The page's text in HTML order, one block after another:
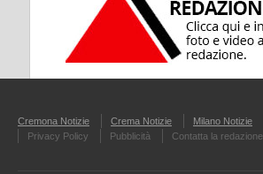
Cremona Notizie Crema Notizie Milano Notizie
Privacy Policy
Pubblicità Contatta la redazione